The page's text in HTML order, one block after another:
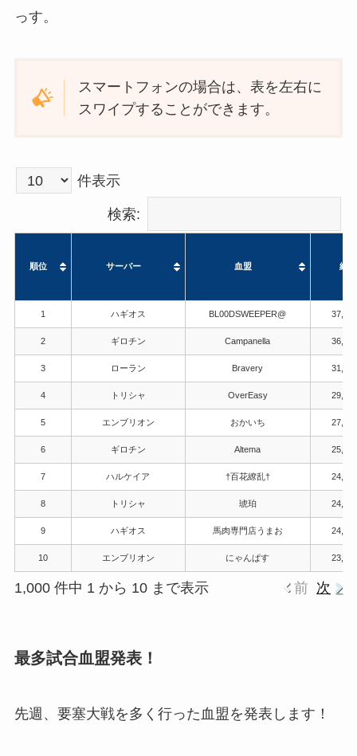
っす。
スマートフォンの場合は、表を左右に
スワイプすることができます。
件表示
検索:
順位 サーバー 血盟 総
1 ハギオス BL00DSWEEPER@
2 ギロチン Campanella
3 ローラン Bravery
4 トリシャ OverEasy
5 エンブリオン おかいち
6 ギロチン Altema
7 ハルケイア †百花繚乱†
8 トリシャ 琥珀
9 ハギオス 馬肉専門店うまお
10 エンブリオン にゃんぱす
1,000 件中 1 から 10 まで表示 前 次
最多試合血盟発表！
先週、要塞大戦を多く行った血盟を発表します！